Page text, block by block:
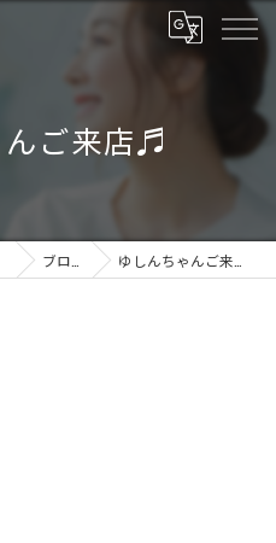
んご来店♬
ブログ ゆしんちゃんご来店♬